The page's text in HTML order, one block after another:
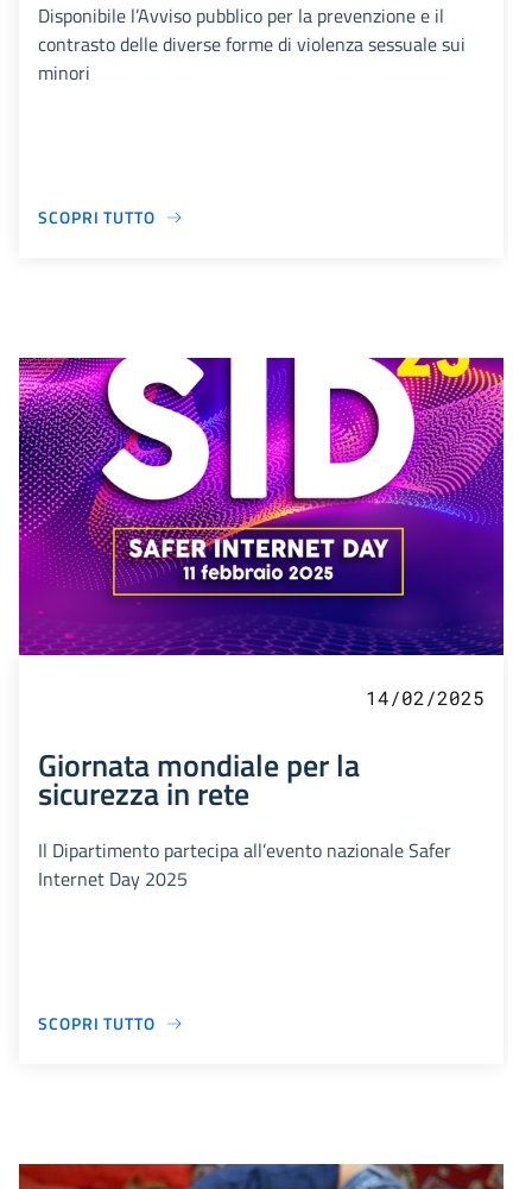
Disponibile l’Avviso pubblico per la prevenzione e il
contrasto delle diverse forme di violenza sessuale sui
minori
SCOPRI TUTTO
14/02/2025
Giornata mondiale per la
sicurezza in rete
Il Dipartimento partecipa all’evento nazionale Safer
Internet Day 2025
SCOPRI TUTTO